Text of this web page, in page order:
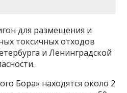
для размещения и
токсичных отходов
и Ленинградской
Бора» находятся около 2